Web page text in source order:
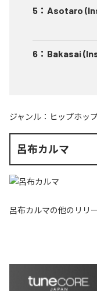
5 ： Asotaro
6 ： Bakasai
ジャンル： ヒップホッ
呂布カルマ
呂布カルマの他のリリ